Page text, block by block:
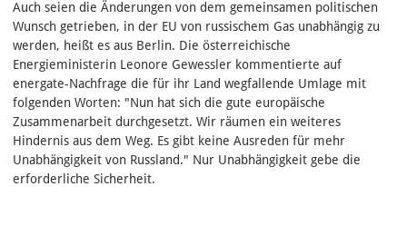
Auch seien die Änderungen von dem gemeinsamen politischen
Wunsch getrieben, in der EU von russischem Gas unabhängig zu
werden, heißt es aus Berlin. Die österreichische
Energieministerin Leonore Gewessler kommentierte auf
energate-Nachfrage die für ihr Land wegfallende Umlage mit
folgenden Worten: "Nun hat sich die gute europäische
Zusammenarbeit durchgesetzt. Wir räumen ein weiteres
Hindernis aus dem Weg. Es gibt keine Ausreden für mehr
Unabhängigkeit von Russland." Nur Unabhängigkeit gebe die
erforderliche Sicherheit.